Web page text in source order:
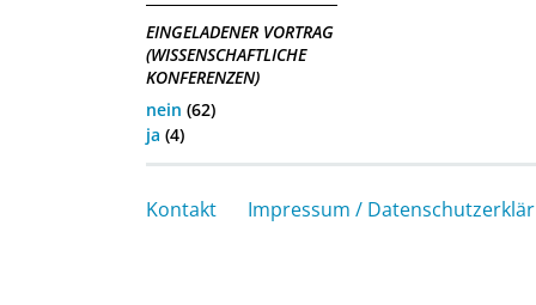
EINGELADENER VORTRAG
(WISSENSCHAFTLICHE
KONFERENZEN)
nein (62)
ja (4)
Kontakt Impressum /